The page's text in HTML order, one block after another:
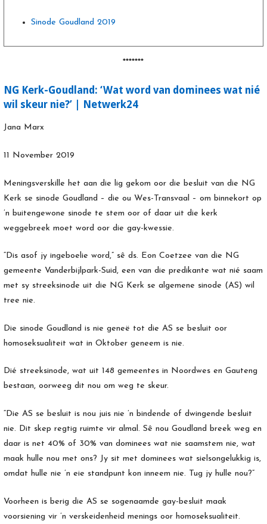
Sinode Goudland 2019
*******
NG Kerk-Goudland: ‘Wat word van dominees wat nié
wil skeur nie?’ | Netwerk24
Jana Marx
11 November 2019
Meningsverskille het aan die lig gekom oor die besluit van die NG
Kerk se sinode Goudland – die ou Wes-Transvaal – om binnekort op
’n buitengewone sinode te stem oor of daar uit die kerk
weggebreek moet word oor die gay-kwessie.
“Dis asof jy ingeboelie word,” sê ds. Eon Coetzee van die NG
gemeente Vanderbijlpark-Suid, een van die predikante wat nié saam
met sy streeksinode uit die NG Kerk se algemene sinode (AS) wil
tree nie.
Die sinode Goudland is nie geneë tot die AS se besluit oor
homoseksualiteit wat in Oktober geneem is nie.
Dié streeksinode, wat uit 148 gemeentes in Noordwes en Gauteng
bestaan, oorweeg dit nou om weg te skeur.
“Die AS se besluit is nou juis nie ’n bindende of dwingende besluit
nie. Dit skep regtig ruimte vir almal. Sê nou Goudland breek weg en
daar is net 40% of 30% van dominees wat nie saamstem nie, wat
maak hulle nou met ons? Jy sit met dominees wat sielsongelukkig is,
omdat hulle nie ’n eie standpunt kon inneem nie. Tug jy hulle nou?”
Voorheen is berig die AS se sogenaamde gay-besluit maak
voorsiening vir ’n verskeidenheid menings oor homoseksualiteit.